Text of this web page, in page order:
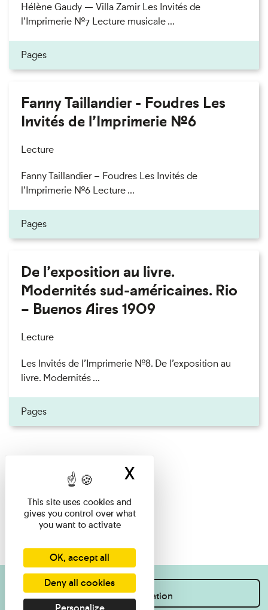
Hélène Gaudy — Villa Zamir Les Invités de
l’Imprimerie n°7 Lecture musicale ...
Pages
Fanny Taillandier - Foudres Les
Invités de l’Imprimerie n°6
Lecture
Fanny Taillandier – Foudres Les Invités de
l’Imprimerie n°6 Lecture ...
Pages
De l’exposition au livre.
Modernités sud-américaines. Rio
– Buenos Aires 1909
Lecture
Les Invités de l’Imprimerie n°8. De l’exposition au
livre. Modernités ...
Pages
I want information
This site uses cookies and
gives you control over what
you want to activate
OK, accept all
Deny all cookies
X